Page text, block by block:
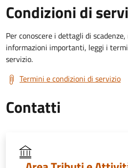
Condizioni di
Per conoscere i dettagli di
informazioni importanti, leggi i
servizio.
Termini e condizioni di servizio
Contatti